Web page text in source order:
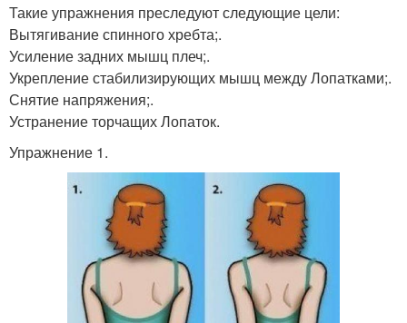
Такие упражнения преследуют следующие цели:
Вытягивание спинного хребта;.
Усиление задних мышц плеч;.
Укрепление стабилизирующих мышц между Лопатками;.
Снятие напряжения;.
Устранение торчащих Лопаток.
Упражнение 1.